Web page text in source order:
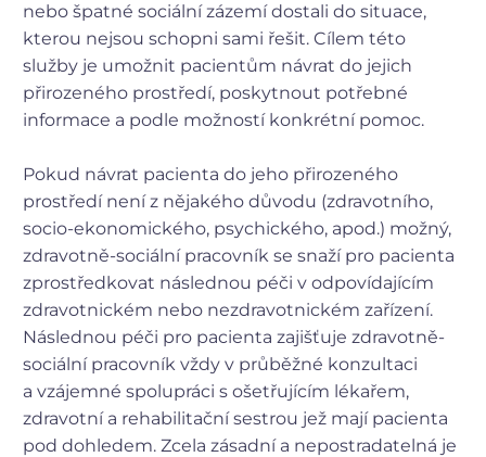
nebo špatné sociální zázemí dostali do situace,
kterou nejsou schopni sami řešit. Cílem této
služby je umožnit pacientům návrat do jejich
přirozeného prostředí, poskytnout potřebné
informace a podle možností konkrétní pomoc.
Pokud návrat pacienta do jeho přirozeného
prostředí není z nějakého důvodu (zdravotního,
socio-ekonomického, psychického, apod.) možný,
zdravotně-sociální pracovník se snaží pro pacienta
zprostředkovat následnou péči v odpovídajícím
zdravotnickém nebo nezdravotnickém zařízení.
Následnou péči pro pacienta zajišťuje zdravotně-
sociální pracovník vždy v průběžné konzultaci
a vzájemné spolupráci s ošetřujícím lékařem,
zdravotní a rehabilitační sestrou jež mají pacienta
pod dohledem. Zcela zásadní a nepostradatelná je